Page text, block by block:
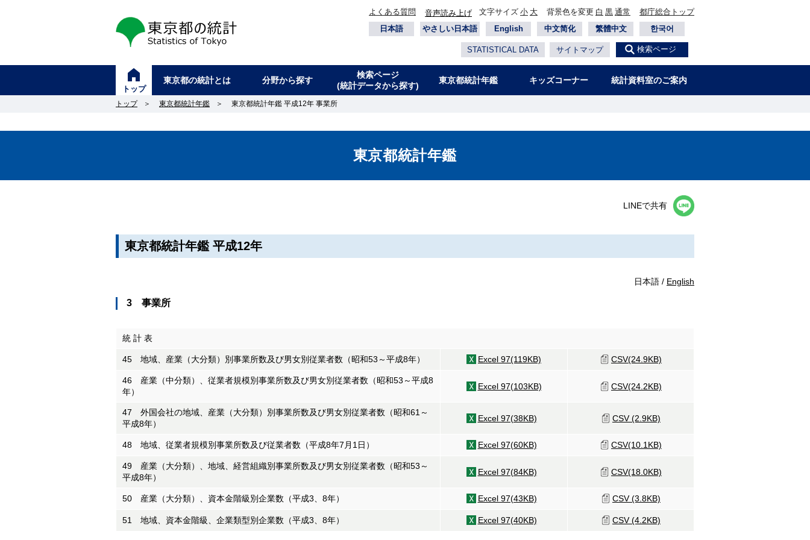
東京都の統計
よくある質問 音声読み上げ 文字サイズ 小 大 背景色を変更 白 黒 通常
都庁総合トップ
日本語
やさしい日本語 English 中文简化 繁體中文 한국어
STATISTICAL DATA サイトマップ 検索ページ
トップ
東京都の統計とは 分野から探す
検索ページ
(統計データから探す)
東京都統計年鑑 キッズコーナー 統計資料室のご案内
トップ ＞ 東京都統計年鑑 ＞ 東京都統計年鑑 平成12年 事業所
東京都統計年鑑
LINEで共有
東京都統計年鑑 平成12年
日本語 / English
3 事業所
統 計 表
45 地域、産業（大分類）別事業所数及び男女別従業者数（昭和53～平成8年） Excel 97(119KB) CSV(24.9KB)
46 産業（中分類）、従業者規模別事業所数及び男女別従業者数（昭和53～平成8
年）
Excel 97(103KB) CSV(24.2KB)
47 外国会社の地域、産業（大分類）別事業所数及び男女別従業者数（昭和61～
平成8年）
Excel 97(38KB) CSV (2.9KB)
48 地域、従業者規模別事業所数及び従業者数（平成8年7月1日） Excel 97(60KB) CSV(10.1KB)
49 産業（大分類）、地域、経営組織別事業所数及び男女別従業者数（昭和53～
平成8年）
Excel 97(84KB) CSV(18.0KB)
50 産業（大分類）、資本金階級別企業数（平成3、8年） Excel 97(43KB) CSV (3.8KB)
51 地域、資本金階級、企業類型別企業数（平成3、8年） Excel 97(40KB) CSV (4.2KB)